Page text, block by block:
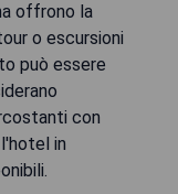
offrono la
o escursioni
può essere
con
in